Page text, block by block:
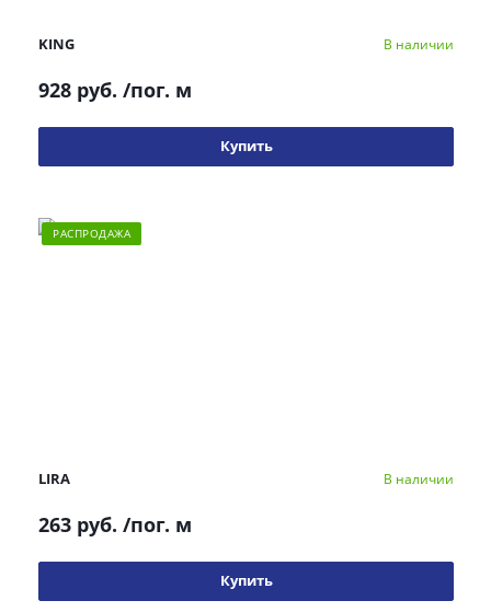
KING В наличии
928 руб. /пог. м
Купить
РАСПРОДАЖА
LIRA В наличии
263 руб. /пог. м
Купить